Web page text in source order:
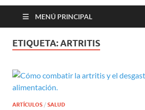
MENÚ PRINCIPAL
ETIQUETA:ARTRITIS
ARTÍCULOS / SALUD